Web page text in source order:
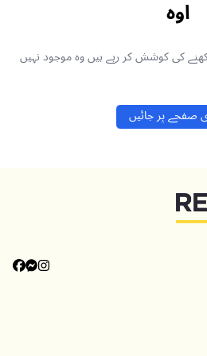
اوہ
کی کوشش کر رہے ہیں وہ موجود نہیں
صفحے پر جائیں